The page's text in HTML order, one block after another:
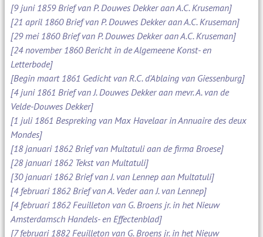
[9 juni 1859 Brief van P. Douwes Dekker aan A.C. Kruseman]
[21 april 1860 Brief van P. Douwes Dekker aan A.C. Kruseman]
[29 mei 1860 Brief van P. Douwes Dekker aan A.C. Kruseman]
[24 november 1860 Bericht in de Algemeene Konst- en
Letterbode]
[Begin maart 1861 Gedicht van R.C. d'Ablaing van Giessenburg]
[4 juni 1861 Brief van J. Douwes Dekker aan mevr. A. van de
Velde-Douwes Dekker]
[1 juli 1861 Bespreking van Max Havelaar in Annuaire des deux
Mondes]
[18 januari 1862 Brief van Multatuli aan de firma Broese]
[28 januari 1862 Tekst van Multatuli]
[30 januari 1862 Brief van J. van Lennep aan Multatuli]
[4 februari 1862 Brief van A. Veder aan J. van Lennep]
[4 februari 1862 Feuilleton van G. Broens jr. in het Nieuw
Amsterdamsch Handels- en Effectenblad]
[7 februari 1882 Feuilleton van G. Broens jr. in het Nieuw